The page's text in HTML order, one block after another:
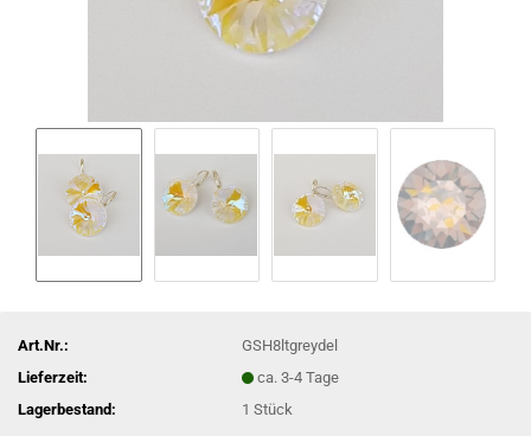
Art.Nr.:
GSH8ltgreydel
Lieferzeit:
ca. 3-4 Tage
Lagerbestand:
1Stück